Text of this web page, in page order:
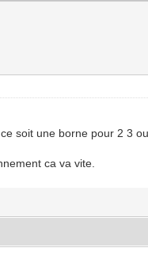
soit une borne pour 2 3
ca va vite.